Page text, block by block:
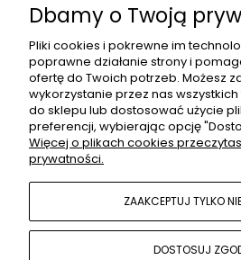
INFORMACJE
MOJE
POPULARNE
Dbamy o Twoją
Pliki cookies i pokrewne im
poprawne działanie strony i
ofertę do Twoich potrzeb. Możesz
wykorzystanie przez nas
do sklepu lub dostosować użycie
preferencji, wybierając opcję
Więcej o plikach cookies
prywatności.
ZAAKCEPTUJ TYLKO
DOSTOSUJ